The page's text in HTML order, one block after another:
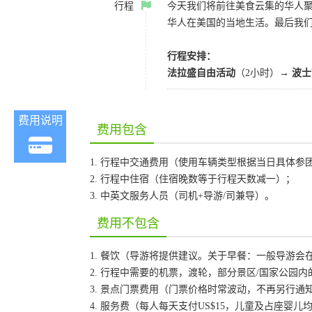
行程
今天我们将前往美食云集的华人
华人在美国的当地生活。最后我
行程安排：
法拉盛自由活动 （2小时）→ 波
费用说明
费用包含
1. 行程中交通费用（使用车辆类型根据当日具体参
2. 行程中住宿（住宿晚数等于行程天数减一）；
3. 中英文服务人员（司机+导游/司兼导）。
费用不包含
1. 餐饮（导游将提供建议。关于早餐：一般导游
2. 行程中需要的机票，渡轮，部分景区/国家公园内
3. 景点门票费用（门票价格时常波动，不再另行通
4. 服务费（每人每天支付US$15，儿童及占座婴儿